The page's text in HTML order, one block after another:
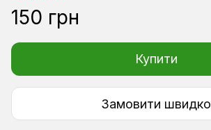
150 грн
Купити
Замовити швидко